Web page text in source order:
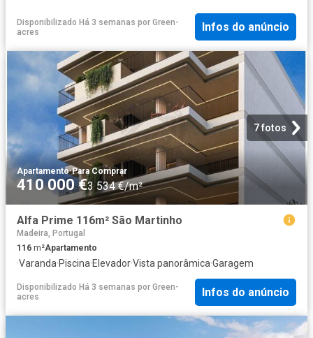
Disponibilizado Há 3 semanas por Green-
acres
Infos do anúncio
7 fotos
Apartamento·Para Comprar
410 000 €3 534 €/m²
Alfa Prime 116m² São Martinho
Madeira, Portugal
116 m²Apartamento
·Varanda·Piscina·Elevador·Vista panorâmica·Garagem
Disponibilizado Há 3 semanas por Green-
acres
Infos do anúncio